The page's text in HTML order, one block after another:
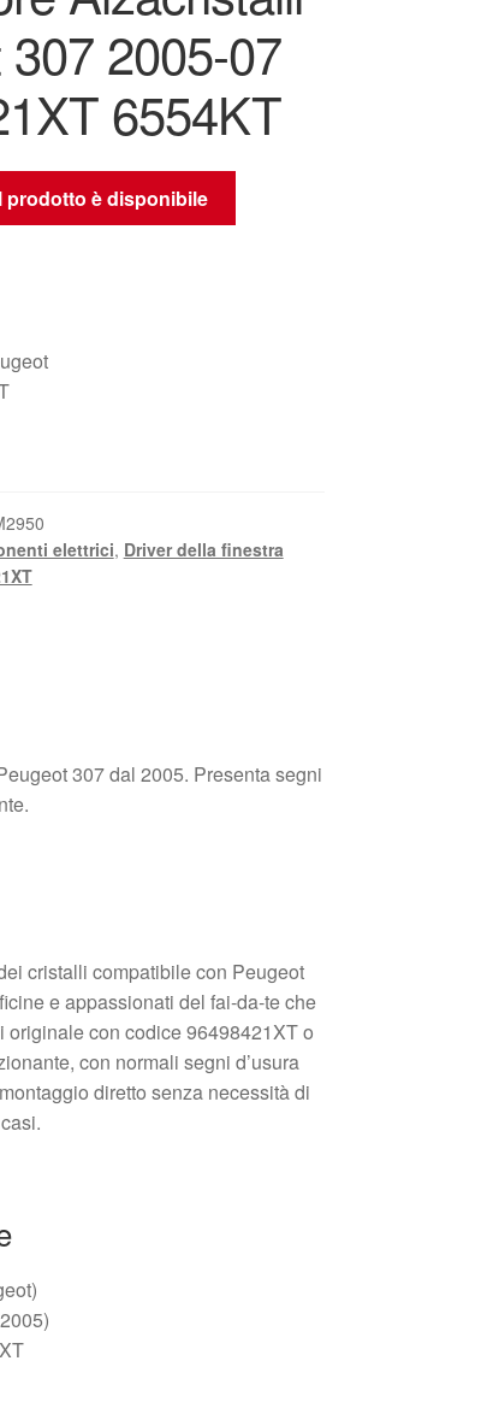
2005-07
6554KT
prodotto è disponibile
elettrici, Driver della finestra
307 dal 2005. Presenta segni
cristalli compatibile con Peugeot
e appassionati del fai‑da‑te che
con codice 96498421XT o
con normali segni d’usura
diretto senza necessità di